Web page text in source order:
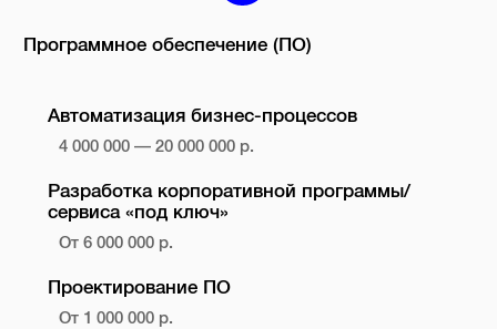
Программное обеспечение (ПО)
Автоматизация бизнес-процессов
4 000 000 — 20 000 000 р.
Разработка корпоративной программы/
сервиса «под ключ»
От 6 000 000 р.
Проектирование ПО
От 1 000 000 р.